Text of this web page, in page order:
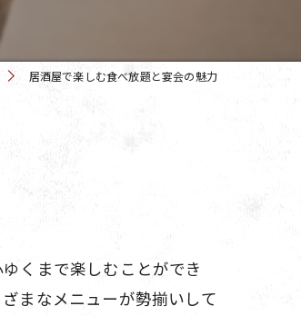
居酒屋で楽しむ食べ放題と宴会の魅力
くまで楽しむことができ
まなメニューが勢揃いして